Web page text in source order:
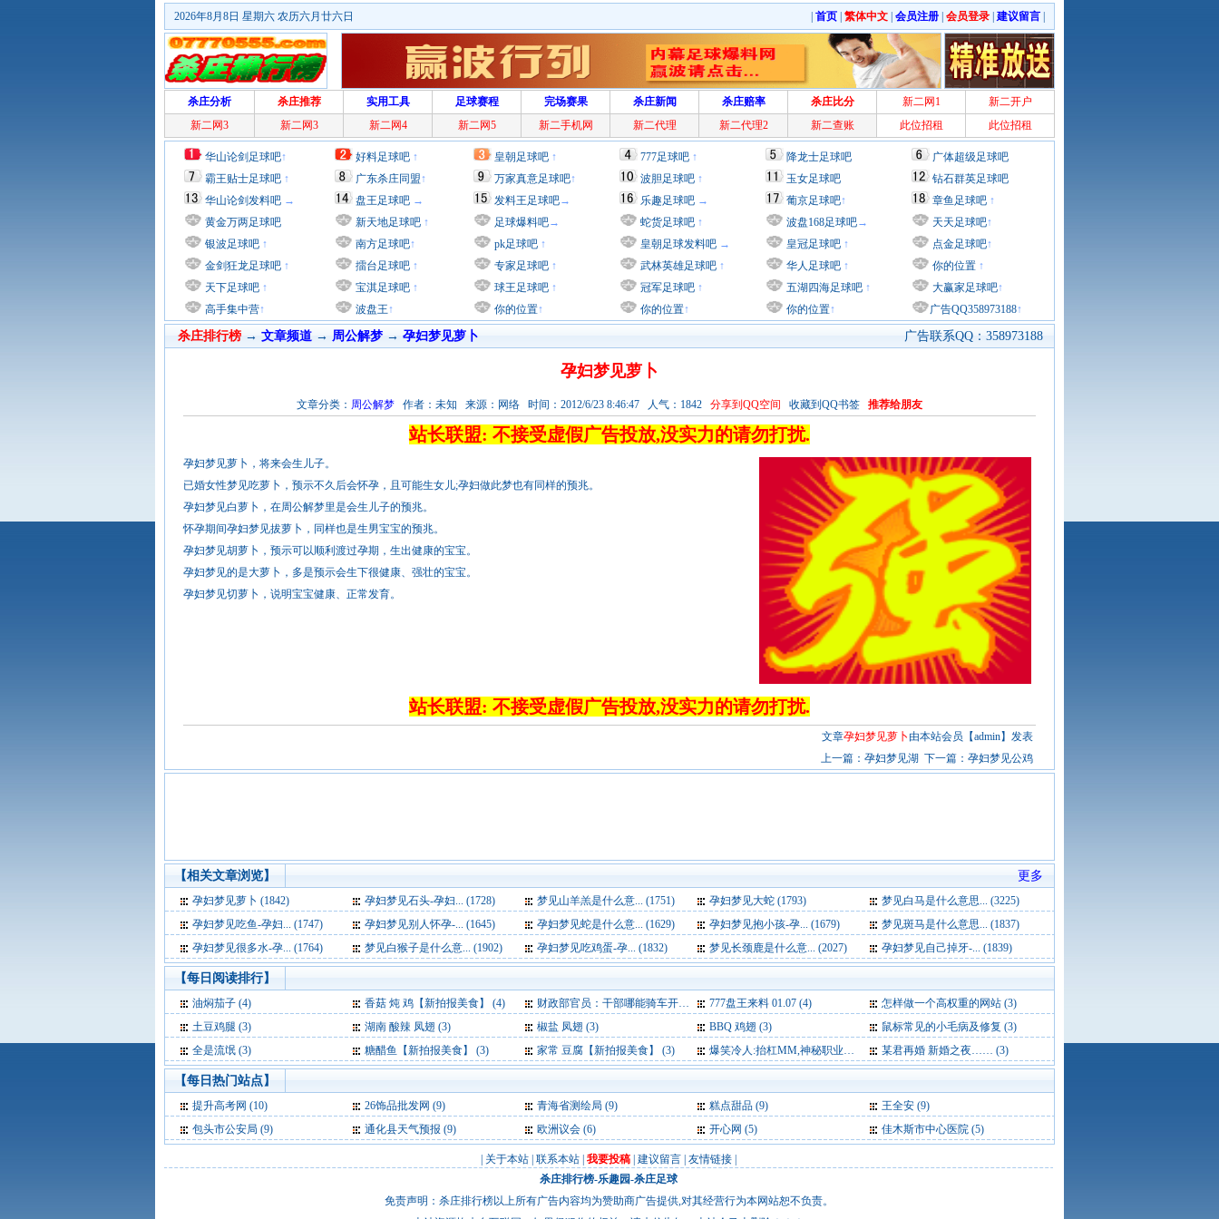
首页 繁体中文 会员注册 会员登录 建议留言
2026年8月8日 星期六 农历六月廿六日
杀庄分析 杀庄推荐 实用工具 足球赛程 完场赛果 杀庄新闻 杀庄赔率 杀庄比分 新二网1
新二开户
新二网3
新二网3 新二网4 新二网5 新二手机网 新二代理 新二代理2 新二查账 此位招租 此位招租
华山论剑足球吧↑
霸王贴士足球吧 ↑
华山论剑发料吧 →
黄金万两足球吧
银波足球吧 ↑
金剑狂龙足球吧 ↑
天下足球吧 ↑
高手集中营↑
好料足球吧 ↑
广东杀庄同盟↑
盘王足球吧 →
新天地足球吧 ↑
南方足球吧↑
擂台足球吧 ↑
宝淇足球吧 ↑
波盘王↑
皇朝足球吧 ↑
万家真意足球吧↑
发料王足球吧→
足球爆料吧→
pk足球吧 ↑
专家足球吧 ↑
球王足球吧 ↑
你的位置↑
777足球吧 ↑
波胆足球吧 ↑
乐趣足球吧 →
蛇货足球吧 ↑
皇朝足球发料吧 →
武林英雄足球吧 ↑
冠军足球吧 ↑
你的位置↑
降龙士足球吧
玉女足球吧
葡京足球吧↑
波盘168足球吧→
皇冠足球吧 ↑
华人足球吧 ↑
五湖四海足球吧 ↑
你的位置↑
广体超级足球吧
钻石群英足球吧
章鱼足球吧 ↑
天天足球吧↑
点金足球吧↑
你的位置 ↑
大赢家足球吧↑
广告QQ358973188↑
广告联系QQ：358973188
杀庄排行榜 → 文章频道→ 周公解梦 → 孕妇梦见萝卜
孕妇梦见萝卜
文章分类： 周公解梦 作者：未知 来源：网络 时间：2012/6/23 8:46:47 人气：1842 分享到QQ空间 收藏到QQ书签 推荐给朋友
站长联盟: 不接受虚假广告投放,没实力的请勿打扰.
孕妇梦见萝卜，将来会生儿子。
已婚女性梦见吃萝卜，预示不久后会怀孕，且可能生女儿;孕妇做此梦也有同样的预兆。
孕妇梦见白萝卜，在周公解梦里是会生儿子的预兆。
怀孕期间孕妇梦见拔萝卜，同样也是生男宝宝的预兆。
孕妇梦见胡萝卜，预示可以顺利渡过孕期，生出健康的宝宝。
孕妇梦见的是大萝卜，多是预示会生下很健康、强壮的宝宝。
孕妇梦见切萝卜，说明宝宝健康、正常发育。
站长联盟: 不接受虚假广告投放,没实力的请勿打扰.
文章孕妇梦见萝卜 由本站会员【admin】发表
上一篇： 孕妇梦见湖 下一篇： 孕妇梦见公鸡
更多
【相关文章浏览】
孕妇梦见萝卜 (1842) 孕妇梦见石头-孕妇... (1728) 梦见山羊羔是什么意... (1751) 孕妇梦见大蛇 (1793)
梦见白马是什么意思... (3225)
孕妇梦见吃鱼-孕妇... (1747)
孕妇梦见别人怀孕-... (1645) 孕妇梦见蛇是什么意... (1629) 孕妇梦见抱小孩-孕... (1679)
梦见斑马是什么意思... (1837)
孕妇梦见很多水-孕... (1764)
梦见白猴子是什么意... (1902) 孕妇梦见吃鸡蛋-孕... (1832) 梦见长颈鹿是什么意... (2027) 孕妇梦见自己掉牙-... (1839)
【每日阅读排行】
油焖茄子 (4) 香菇 炖 鸡【新拍报美食】 (4) 财政部官员：干部哪能骑车开会 公车费是要花的 (4) 777盘王来料 01.07 (4)
怎样做一个高权重的网站 (3)
土豆鸡腿 (3)
湖南 酸辣 凤翅 (3) 椒盐 凤翅 (3) BBQ 鸡翅 (3)
鼠标常见的小毛病及修复 (3)
全是流氓 (3)
糖醋鱼【新拍报美食】 (3) 家常 豆腐【新拍报美食】 (3) 爆笑冷人:抬杠MM,神秘职业和吃快餐 (3) 某君再婚 新婚之夜…… (3)
【每日热门站点】
提升高考网 (10) 26饰品批发网 (9) 青海省测绘局 (9) 糕点甜品 (9) 王全安 (9)
包头市公安局 (9) 通化县天气预报 (9) 欧洲议会 (6) 开心网 (5) 佳木斯市中心医院 (5)
关于本站 联系本站 我要投稿 建议留言 友情链接
杀庄排行榜-乐趣园-杀庄足球
免责声明：杀庄排行榜以上所有广告内容均为赞助商广告提供,对其经营行为本网站恕不负责。